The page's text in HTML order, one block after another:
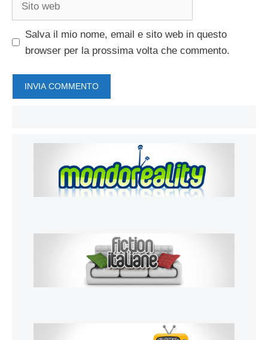
Salva il mio nome, email e sito web in questo
browser per la prossima volta che commento.